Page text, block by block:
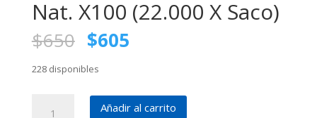
Nat. X100 (22.000 X Saco)
$650 El
precio
original
$650.
$605El
$605.
228 disponibles
Añadir al carrito